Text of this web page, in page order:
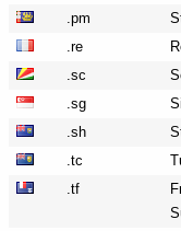
.pm
.re
.sc
.sg
.sh
.tc
.tf